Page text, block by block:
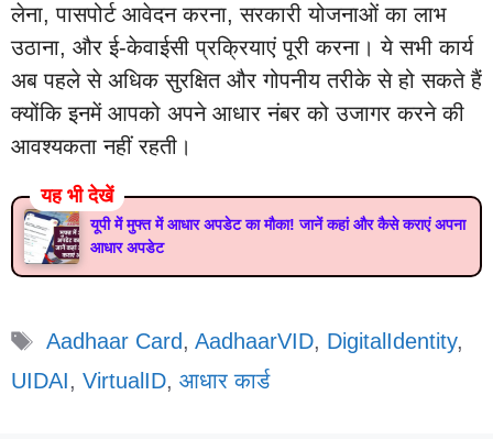
लेना, पासपोर्ट आवेदन करना, सरकारी योजनाओं का लाभ
उठाना, और ई-केवाईसी प्रक्रियाएं पूरी करना। ये सभी कार्य
अब पहले से अधिक सुरक्षित और गोपनीय तरीके से हो सकते हैं
क्योंकि इनमें आपको अपने आधार नंबर को उजागर करने की
आवश्यकता नहीं रहती।
यह भी देखें
यूपी में मुफ्त में आधार अपडेट का मौका! जानें कहां और कैसे कराएं अपना
आधार अपडेट
Tags
Aadhaar Card, AadhaarVID, DigitalIdentity,
UIDAI, VirtualID, आधार कार्ड